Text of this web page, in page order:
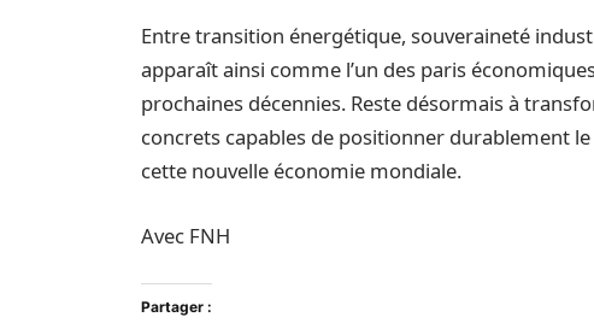
Entre transition énergétique, souveraineté
apparaît ainsi comme l’un des paris
prochaines décennies. Reste désormais à
concrets capables de positionner durablement
cette nouvelle économie mondiale.
Avec FNH
Partager :